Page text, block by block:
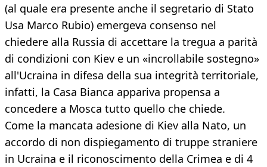
(al quale era presente anche il segretario di Stato
Usa Marco Rubio) emergeva consenso nel
chiedere alla Russia di accettare la tregua a parità
di condizioni con Kiev e un «incrollabile sostegno»
all'Ucraina in difesa della sua integrità territoriale,
infatti, la Casa Bianca appariva propensa a
concedere a Mosca tutto quello che chiede.
Come la mancata adesione di Kiev alla Nato, un
accordo di non dispiegamento di truppe straniere
in Ucraina e il riconoscimento della Crimea e di 4